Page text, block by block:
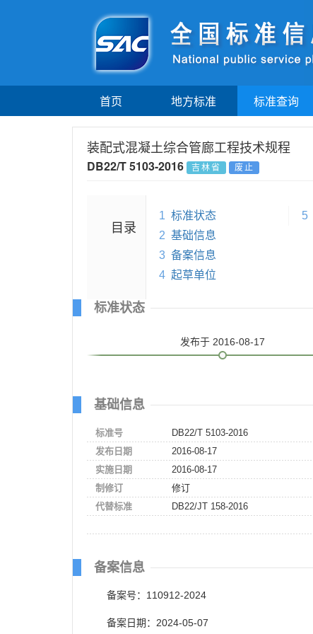
首页 地方标准 标准查询
装配式混凝土综合管廊工程技术规程
DB22/T 5103-2016 吉林省 废止
目录
1 标准状态
2 基础信息
3 备案信息
4 起草单位
5
标准状态
发布于 2016-08-17
基础信息
标准号
DB22/T 5103-2016
发布日期
2016-08-17
实施日期
2016-08-17
制修订
修订
代替标准
DB22/JT 158-2016
备案信息
备案号：110912-2024
备案日期：2024-05-07